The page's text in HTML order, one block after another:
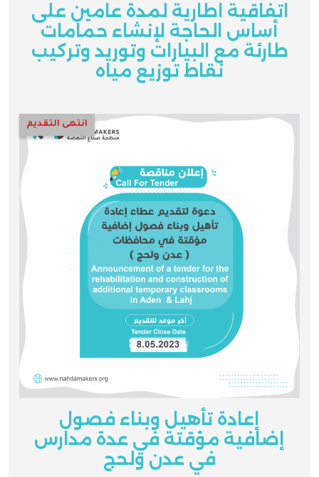
اتفاقية اطارية لمدة عامين على
أساس الحاجة لإنشاء حمامات
طارئة مع البيارات وتوريد وتركيب
نقاط توزيع مياه
انتهى التقديم
إعادة تأهيل وبناء فصول
إضافية مؤقتة في عدة مدارس
في عدن ولحج